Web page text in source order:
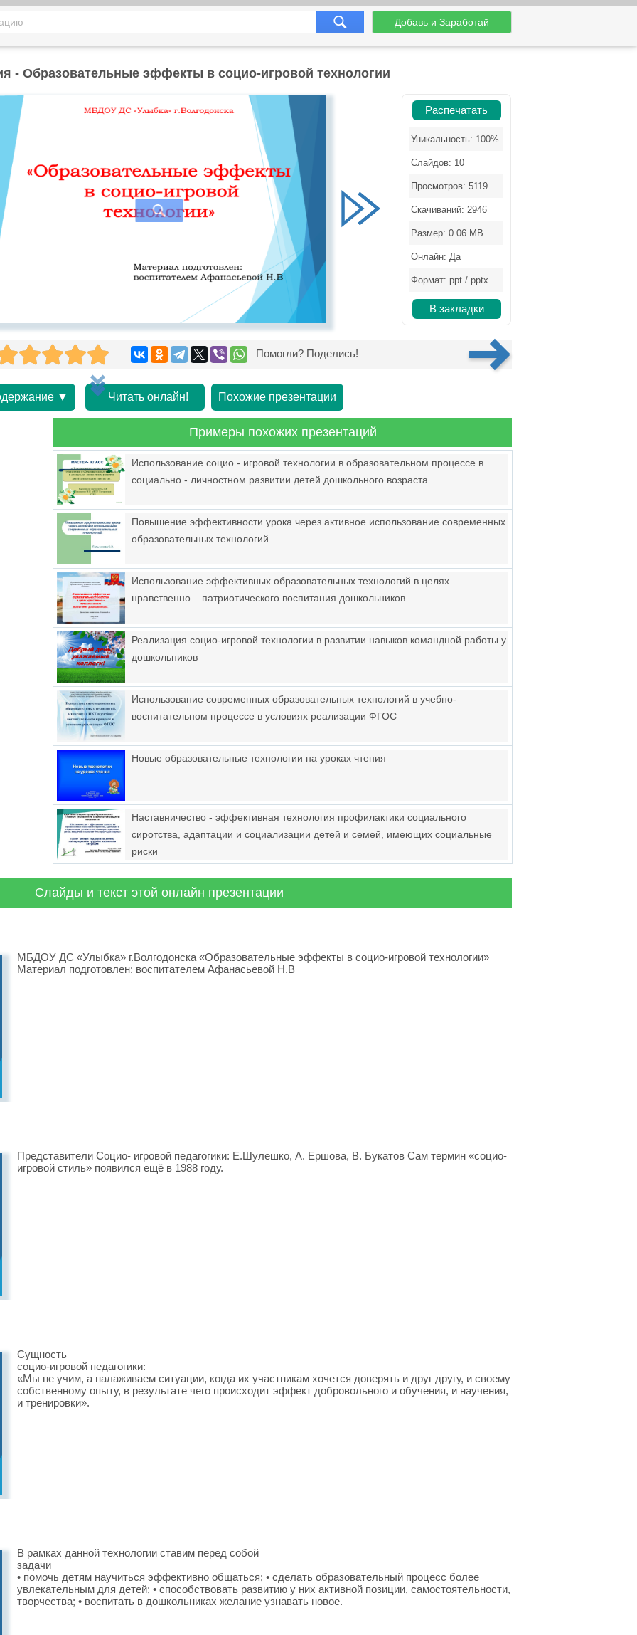
Добавь и Заработай
- Образовательные эффекты в социо-игровой технологии
Распечатать
Уникальность: 100%
Слайдов: 10
Просмотров: 5119
Скачиваний: 2946
Размер: 0.06 MB
Онлайн: Да
Формат: ppt / pptx
В закладки
Помогли? Поделись!
▼ Читать онлайн! Похожие презентации
Примеры похожих презентаций
Использование социо - игровой технологии в образовательном процессе в
социально - личностном развитии детей дошкольного возраста
Повышение эффективности урока через активное использование современных
образовательных технологий
Использование эффективных образовательных технологий в целях
нравственно – патриотического воспитания дошкольников
Реализация социо-игровой технологии в развитии навыков командной работы у
дошкольников
Использование современных образовательных технологий в учебно-
воспитательном процессе в условиях реализации ФГОС
Новые образовательные технологии на уроках чтения
Наставничество - эффективная технология профилактики социального
сиротства, адаптации и социализации детей и семей, имеющих социальные
риски
Слайды и текст этой онлайн презентации
МБДОУ ДС «Улыбка» г.Волгодонска «Образовательные эффекты в социо-игровой технологии»
Материал подготовлен: воспитателем Афанасьевой Н.В
Представители Социо- игровой педагогики: Е.Шулешко, А. Ершова, В. Букатов Сам термин «социо-
игровой стиль» появился ещё в 1988 году.
Сущность
социо-игровой педагогики:
«Мы не учим, а налаживаем ситуации, когда их участникам хочется доверять и друг другу, и своему
собственному опыту, в результате чего происходит эффект добровольного и обучения, и научения,
и тренировки».
В рамках данной технологии ставим перед собой
задачи
• помочь детям научиться эффективно общаться; • сделать образовательный процесс более
увлекательным для детей; • способствовать развитию у них активной позиции, самостоятельности,
творчества; • воспитать в дошкольниках желание узнавать новое.